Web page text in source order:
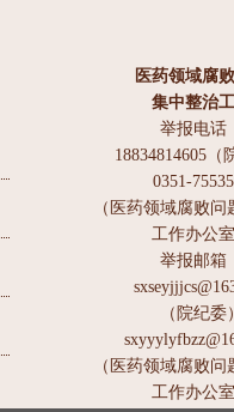
医药领域腐
集中整治
举报电话
18834814605（
0351-
（医药领域腐败
工作办公
举报邮箱
（院纪委
（医药领域腐败
工作办公